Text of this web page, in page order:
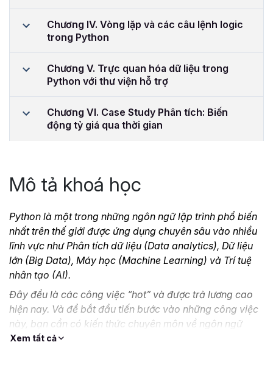
Chương IV. Vòng lặp và các câu lệnh logic
trong Python
Chương V. Trực quan hóa dữ liệu trong
Python với thư viện hỗ trợ
Chương VI. Case Study Phân tích: Biến
động tỷ giá qua thời gian
Mô tả khoá học
Python là một trong những ngôn ngữ lập trình phổ biến
nhất trên thế giới được ứng dụng chuyên sâu vào nhiều
lĩnh vực như Phân tích dữ liệu (Data analytics), Dữ liệu
lớn (Big Data), Máy học (Machine Learning) và Trí tuệ
nhân tạo (AI).
Đây đều là các công việc “hot” và được trả lương cao
hiện nay. Và để bắt đầu tiến bước vào những công việc
này, bạn cần có kiến thức chuyên môn về ngôn ngữ
Python.
Xem tất cả